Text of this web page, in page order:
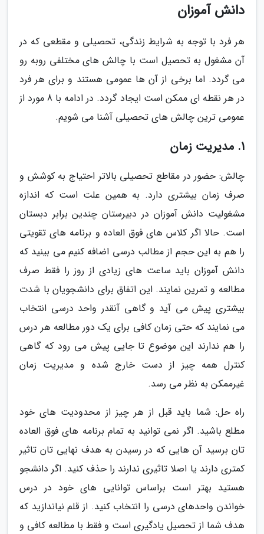
دانش آموزان
هر فرد با توجه به شرایط زندگی، تحصیلی و مقطعی که در
آن مشغول به تحصیل است با چالش های مختلفی روبه رو
می گردد. اما برخی از آن ها عمومی هستند و برای هر فرد
در هر نقطه ای ممکن است ایجاد گردد. در ادامه با 8 مورد از
عمومی ترین چالش های تحصیلی آشنا می شویم.
1. مدیریت زمان
چالش: حضور در مقاطع تحصیلی بالاتر احتیاج به کوشش و
صرف زمان بیشتری دارد. به همین علت است که اندازه
مشغولیت دانش آموزان در دبیرستان چندین برابر دبستان
است. حالا اگر کلاس های فوق العاده و برنامه های تقویتی
را هم به این حجم از مطالب درسی اضافه کنیم می بینید که
دانش آموزان باید ساعت های زیادی از روز را فقط صرف
مطالعه و تمرین نمایند. این اتفاق برای دانشجویان با شدت
بیشتری پیش می آید و گاهی آنقدر واحد درسی انتخاب
می نمایند که حتی زمان کافی برای یک دور مطالعه هر درس
را هم ندارند این موضوع تا جایی پیش می رود که گاهی
کنترل همه چیز از دست خارج شده و مدیریت زمان
غیرممکن به نظر می رسد.
راه حل: شما باید قبل از هر چیز از محدودیت های خود
مطلع باشید. اگر نمی توانید به تمام برنامه های فوق العاده
تان برسید آن هایی که در رسیدن به هدف نهایی تان تاثیر
کمتری دارند یا اصلا تاثیری ندارند را حذف کنید. اگر دانشجو
هستید بهتر است براساس توانایی های خود در درس
خواندن واحدهای درسی را انتخاب کنید. از قلم نیاندازید که
هدف شما از تحصیل یادگیری است و فقط با مطالعه کافی و